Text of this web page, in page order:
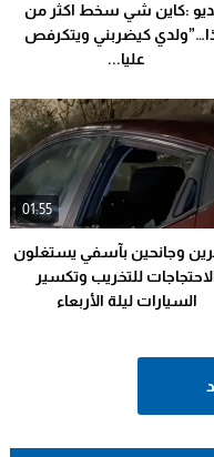
:كاين شي سخط اكثر من
كيضربني ويتكرفص
عليا...
01:55
وجانحين بآسفي يستغلون
للتخريب وتكسير
السيارات ليلة الأربعاء